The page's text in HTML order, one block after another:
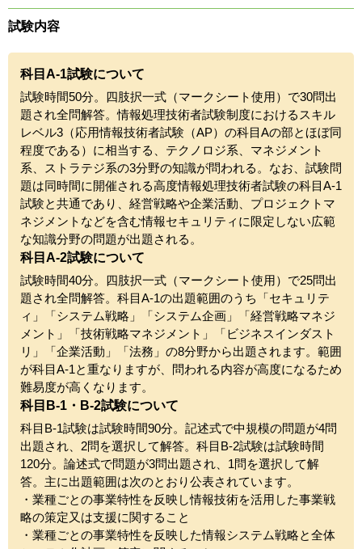
試験内容
科目A-1試験について
試験時間50分。四肢択一式（マークシート使用）で30問出
題され全問解答。情報処理技術者試験制度におけるスキル
レベル3（応用情報技術者試験（AP）の科目Aの部とほぼ同
程度である）に相当する、テクノロジ系、マネジメント
系、ストラテジ系の3分野の知識が問われる。なお、試験問
題は同時間に開催される高度情報処理技術者試験の科目A-1
試験と共通であり、経営戦略や企業活動、プロジェクトマ
ネジメントなどを含む情報セキュリティに限定しない広範
な知識分野の問題が出題される。
科目A-2試験について
試験時間40分。四肢択一式（マークシート使用）で25問出
題され全問解答。科目A-1の出題範囲のうち「セキュリテ
ィ」「システム戦略」「システム企画」「経営戦略マネジ
メント」「技術戦略マネジメント」「ビジネスインダスト
リ」「企業活動」「法務」の8分野から出題されます。範囲
が科目A-1と重なりますが、問われる内容が高度になるため
難易度が高くなります。
科目B-1・B-2試験について
科目B-1試験は試験時間90分。記述式で中規模の問題が4問
出題され、2問を選択して解答。科目B-2試験は試験時間
120分。論述式で問題が3問出題され、1問を選択して解
答。主に出題範囲は次のとおり公表されています。
・業種ごとの事業特性を反映し情報技術を活用した事業戦
略の策定又は支援に関すること
・業種ごとの事業特性を反映した情報システム戦略と全体